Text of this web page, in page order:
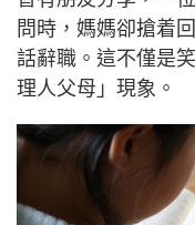
問時，媽媽卻搶着
話辭職。這不僅是
理人父母」現象。